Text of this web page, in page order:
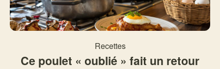
Recettes
Ce poulet « oublié » fait un retour